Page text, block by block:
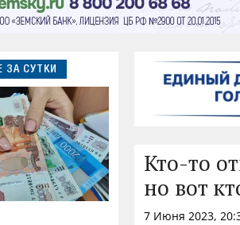
ЗА СУТКИ
Кто-то
но вот
7 Июня 2023,